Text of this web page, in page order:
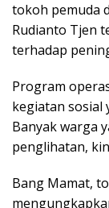
tokoh pemuda
Rudianto Tjen
terhadap
Program
kegiatan sosial
Banyak warga
penglihatan,
Bang Mamat,